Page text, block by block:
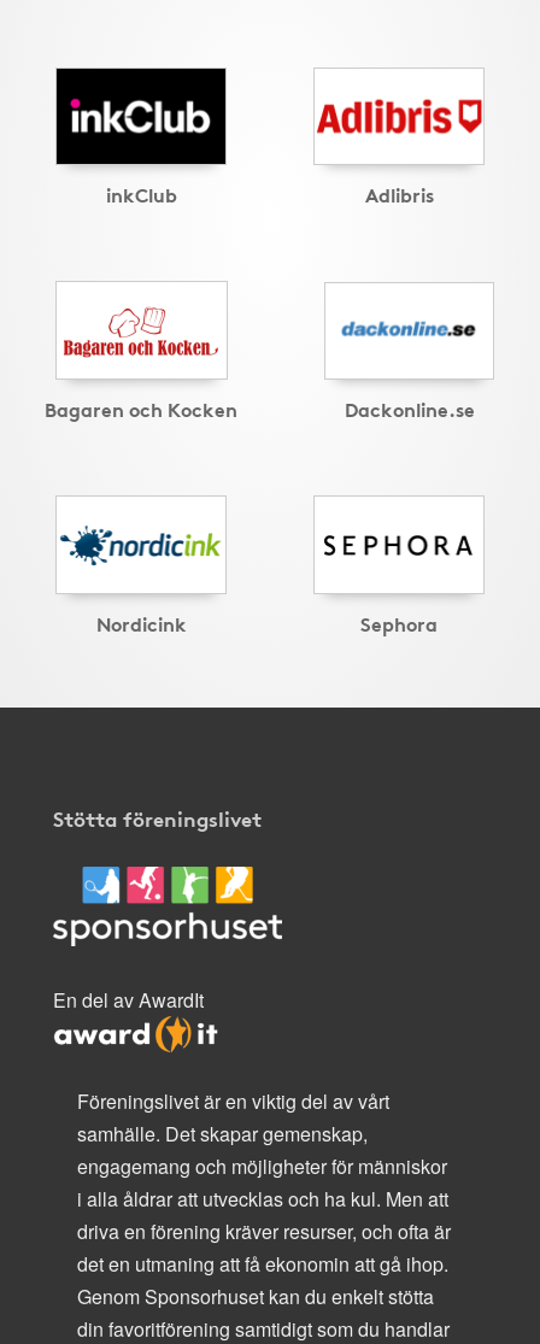
inkClub Adlibris
Bagaren och Kocken Dackonline.se
Nordicink Sephora
Stötta föreningslivet
En del av AwardIt
Föreningslivet är en viktig del av vårt
samhälle. Det skapar gemenskap,
engagemang och möjligheter för människor
i alla åldrar att utvecklas och ha kul. Men att
driva en förening kräver resurser, och ofta är
det en utmaning att få ekonomin att gå ihop.
Genom Sponsorhuset kan du enkelt stötta
din favoritförening samtidigt som du handlar